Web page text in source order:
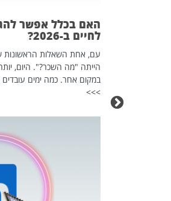
האם בכלל אפשר
לחיים ב-2026?
עם, אחת השאלות הראשונות
הייתה "מה השכר?". היום,
במקום אחר. כמה ימים עובדים
>>>